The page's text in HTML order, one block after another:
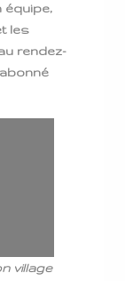
équipe,
les
rendez-
village